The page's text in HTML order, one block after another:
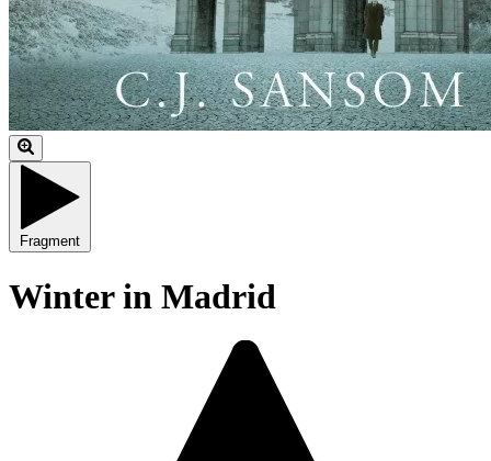
Fragment
Winter in Madrid